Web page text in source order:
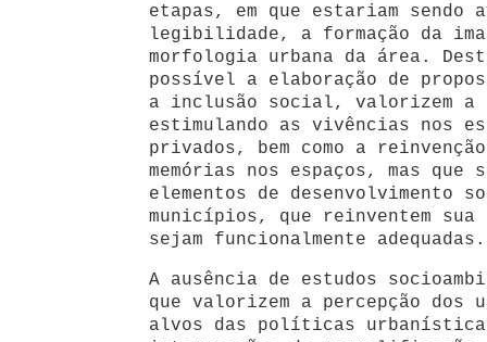
etapas, em que estariam sendo
legibilidade, a formação da
morfologia urbana da área.
possível a elaboração de
a inclusão social, valorizem
estimulando as vivências nos
privados, bem como a
memórias nos espaços, mas que
elementos de desenvolvimento
municípios, que reinventem
sejam funcionalmente adequadas.
A ausência de estudos
que valorizem a percepção dos
alvos das políticas